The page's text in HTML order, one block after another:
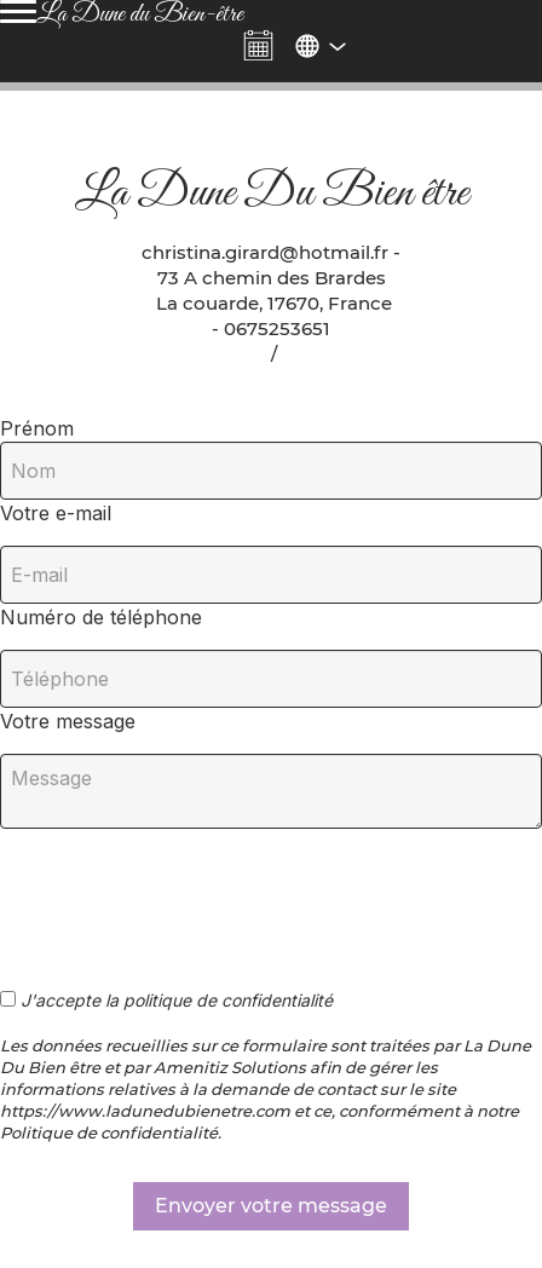
La Dune du Bien-être
La Dune Du Bien être
christina.girard@hotmail.fr -
73 A chemin des Brardes
La couarde, 17670, France
- 0675253651
/
Prénom
Votre e-mail
Numéro de téléphone
Votre message
J'accepte la politique de confidentialité
Les données recueillies sur ce formulaire sont traitées par La Dune
Du Bien être et par Amenitiz Solutions afin de gérer les
informations relatives à la demande de contact sur le site
https://www.ladunedubienetre.com et ce, conformément à notre
Politique de confidentialité.